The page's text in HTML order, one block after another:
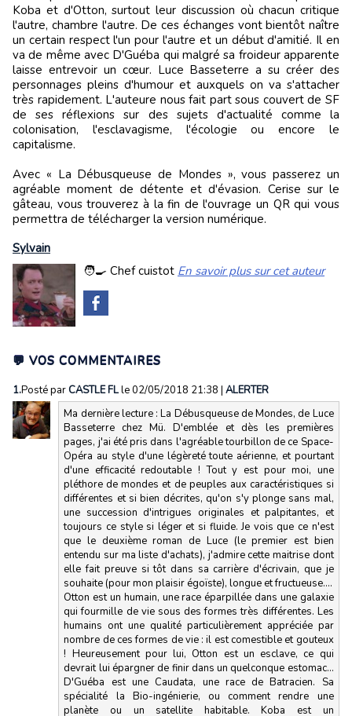
Koba et d'Otton, surtout leur discussion où chacun critique
l'autre, chambre l'autre. De ces échanges vont bientôt naître
un certain respect l'un pour l'autre et un début d'amitié. Il en
va de même avec D'Guéba qui malgré sa froideur apparente
laisse entrevoir un cœur. Luce Basseterre a su créer des
personnages pleins d'humour et auxquels on va s'attacher
très rapidement. L'auteure nous fait part sous couvert de SF
de ses réflexions sur des sujets d'actualité comme la
colonisation, l'esclavagisme, l'écologie ou encore le
capitalisme.
Avec « La Débusqueuse de Mondes », vous passerez un
agréable moment de détente et d'évasion. Cerise sur le
gâteau, vous trouverez à la fin de l'ouvrage un QR qui vous
permettra de télécharger la version numérique.
Sylvain
🧑‍🍳 Chef cuistot En savoir plus sur cet auteur
💬 VOS COMMENTAIRES
1.Posté parCASTLE FLle 02/05/2018 21:38 | ALERTER
Ma dernière lecture : La Débusqueuse de Mondes, de Luce
Basseterre chez Mü. D'emblée et dès les premières
pages, j'ai été pris dans l'agréable tourbillon de ce Space-
Opéra au style d'une légèreté toute aérienne, et pourtant
d'une efficacité redoutable ! Tout y est pour moi, une
pléthore de mondes et de peuples aux caractéristiques si
différentes et si bien décrites, qu'on s'y plonge sans mal,
une succession d'intrigues originales et palpitantes, et
toujours ce style si léger et si fluide. Je vois que ce n'est
que le deuxième roman de Luce (le premier est bien
entendu sur ma liste d'achats), j'admire cette maitrise dont
elle fait preuve si tôt dans sa carrière d'écrivain, que je
souhaite (pour mon plaisir égoïste), longue et fructueuse....
Otton est un humain, une race éparpillée dans une galaxie
qui fourmille de vie sous des formes très différentes. Les
humains ont une qualité particulièrement appréciée par
nombre de ces formes de vie : il est comestible et gouteux
! Heureusement pour lui, Otton est un esclave, ce qui
devrait lui épargner de finir dans un quelconque estomac...
D'Guéba est une Caudata, une race de Batracien. Sa
spécialité la Bio-ingénierie, ou comment rendre une
planète ou un satellite habitable. Koba est un